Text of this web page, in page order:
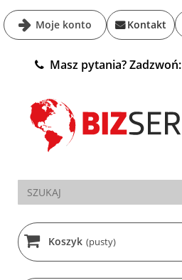
Moje konto Kontakt
Masz pytania? Zadzwoń:
Koszyk (pusty)